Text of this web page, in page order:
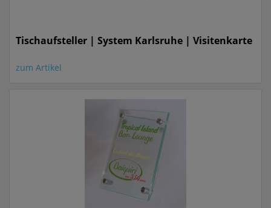
Tischaufsteller | System Karlsruhe | Visitenkarte
zum Artikel